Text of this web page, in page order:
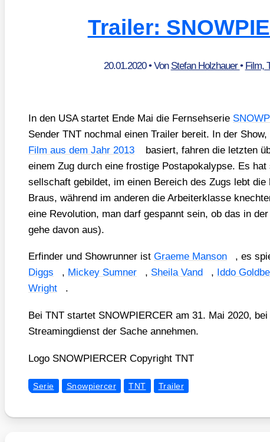
Trailer:
20.01.2020• Von Stefan Holzhauer• Film,
In den USA star­tet Ende Mai die Fern­seh­se­rie
Sen­der TNT noch­mal einen Trai­ler bereit. In der Show,
Film aus dem Jahr 2013
basiert, fah­ren die letz­ten
einem Zug durch eine fros­ti­ge Post­apo­ka­lyp­se. Es
sell­schaft gebil­det, im einen Bereich des Zugs lebt
Braus, wäh­rend im ande­ren die Arbei­ter­klas­se
eine Revo­lu­ti­on, man darf gespannt sein, ob das in
gehe davon aus).
Erfin­der und Show­run­ner ist Grae­me Man­son , es
Diggs
, Mickey Sum­ner , Shei­la Vand , Iddo
Wright
.
Bei TNT star­tet SNOWPIERCER am 31. Mai 2020,
Strea­ming­dienst der Sache anneh­men.
Logo SNOWPIERCER Copy­right TNT
Serie Snowpiercer TNT Trailer